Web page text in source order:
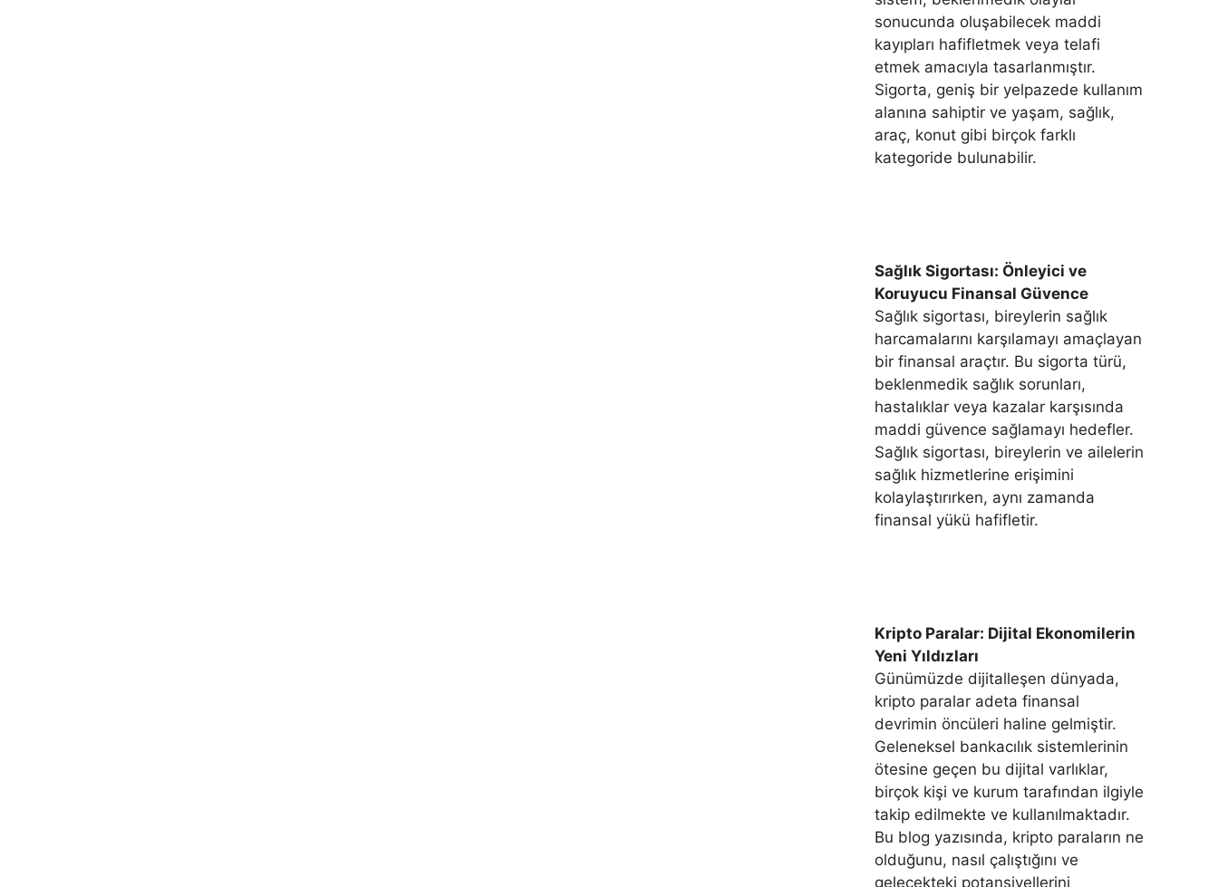
sonucunda oluşabilecek maddi
kayıpları hafifletmek veya telafi
etmek amacıyla tasarlanmıştır.
Sigorta, geniş bir yelpazede kullanım
alanına sahiptir ve yaşam, sağlık,
araç, konut gibi birçok farklı
kategoride bulunabilir.
Sağlık Sigortası: Önleyici ve
Koruyucu Finansal Güvence
Sağlık sigortası, bireylerin sağlık
harcamalarını karşılamayı amaçlayan
bir finansal araçtır. Bu sigorta türü,
beklenmedik sağlık sorunları,
hastalıklar veya kazalar karşısında
maddi güvence sağlamayı hedefler.
Sağlık sigortası, bireylerin ve ailelerin
sağlık hizmetlerine erişimini
kolaylaştırırken, aynı zamanda
finansal yükü hafifletir.
Kripto Paralar: Dijital Ekonomilerin
Yeni Yıldızları
Günümüzde dijitalleşen dünyada,
kripto paralar adeta finansal
devrimin öncüleri haline gelmiştir.
Geleneksel bankacılık sistemlerinin
ötesine geçen bu dijital varlıklar,
birçok kişi ve kurum tarafından ilgiyle
takip edilmekte ve kullanılmaktadır.
Bu blog yazısında, kripto paraların ne
olduğunu, nasıl çalıştığını ve
gelecekteki potansiyellerini